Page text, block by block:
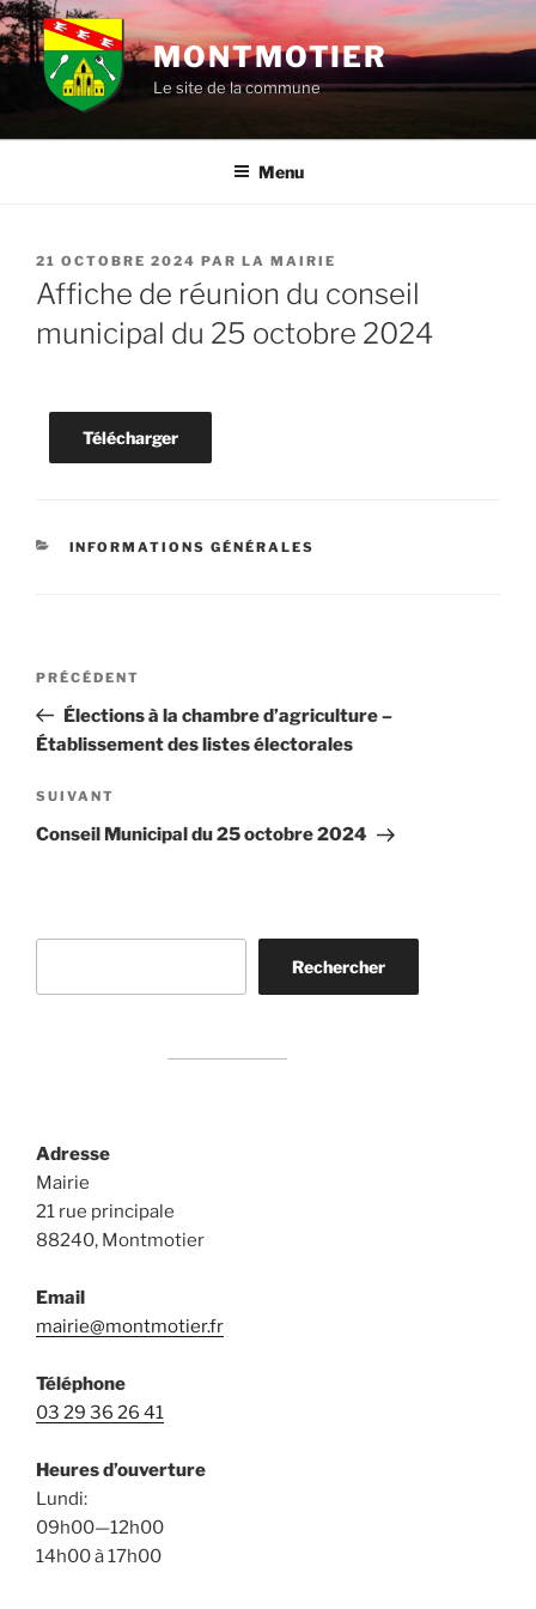
Aller
au
contenu
principal
MONTMOTIER
Le site de la commune
Menu
PUBLIÉ
LE
21 OCTOBRE 2024 PAR LA MAIRIE
Affiche de réunion du conseil
municipal du 25 octobre 2024
Télécharger
CATÉGORIES
INFORMATIONS GÉNÉRALES
Navigation
l’article
Article
précédent
PRÉCÉDENT
Élections à la chambre d’agriculture –
Établissement des listes électorales
Article
suivant
SUIVANT
Conseil Municipal du 25 octobre 2024
Rechercher
Adresse
Mairie
21 rue principale
88240, Montmotier
Email
mairie@montmotier.fr
Téléphone
03 29 36 26 41
Heures d’ouverture
Lundi:
09h00—12h00
14h00 à 17h00